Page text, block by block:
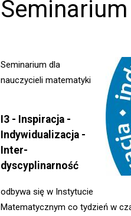
Seminarium dla
nauczycieli matematyki
I3 - Inspiracja -
Indywidualizacja -
Inter-
dyscyplinarność
odbywa się w Instytucie
Matematycznym co tydzień w